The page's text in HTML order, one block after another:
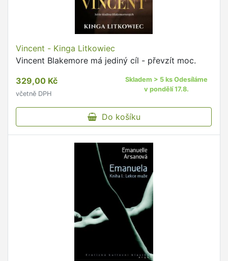
Vincent - Kinga Litkowiec
Vincent Blakemore má jediný cíl - převzít moc.
329,00 Kč
včetně DPH
Skladem > 5 ks Odesíláme
v pondělí 17.8.
Do košíku